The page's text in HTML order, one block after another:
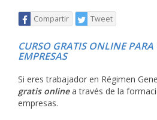
Compartir Tweet
CURSO GRATIS ONLINE PARA
EMPRESAS
Si eres trabajador en Régimen
gratis onlinea través de la
empresas.